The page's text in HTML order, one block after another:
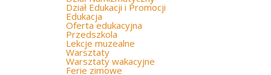
Dział Edukacji i Promocji
Edukacja
Oferta edukacyjna
Przedszkola
Lekcje muzealne
Warsztaty
Warsztaty wakacyjne
Ferie zimowe